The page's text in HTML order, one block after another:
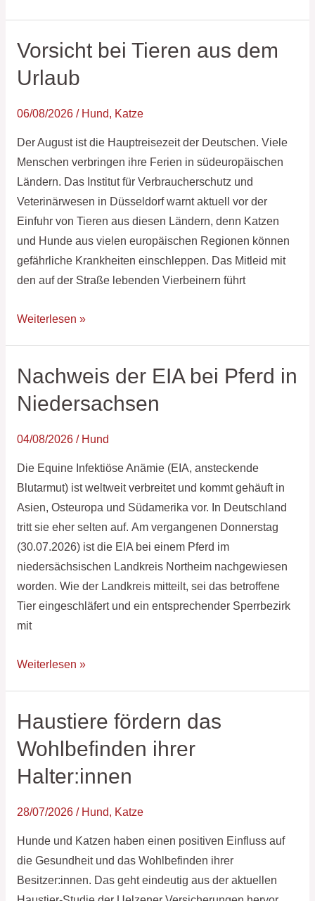
Vorsicht bei Tieren aus dem
Urlaub
06/08/2026 / Hund, Katze
Der August ist die Hauptreisezeit der Deutschen. Viele
Menschen verbringen ihre Ferien in südeuropäischen
Ländern. Das Institut für Verbraucherschutz und
Veterinärwesen in Düsseldorf warnt aktuell vor der
Einfuhr von Tieren aus diesen Ländern, denn Katzen
und Hunde aus vielen europäischen Regionen können
gefährliche Krankheiten einschleppen. Das Mitleid mit
den auf der Straße lebenden Vierbeinern führt
Vorsicht
Tieren
Urlaub
Weiterlesen »
Nachweis der EIA bei Pferd in
Niedersachsen
04/08/2026 / Hund
Die Equine Infektiöse Anämie (EIA, ansteckende
Blutarmut) ist weltweit verbreitet und kommt gehäuft in
Asien, Osteuropa und Südamerika vor. In Deutschland
tritt sie eher selten auf. Am vergangenen Donnerstag
(30.07.2026) ist die EIA bei einem Pferd im
niedersächsischen Landkreis Northeim nachgewiesen
worden. Wie der Landkreis mitteilt, sei das betroffene
Tier eingeschläfert und ein entsprechender Sperrbezirk
mit
Nachweis
EIA
in
Niedersachsen
Weiterlesen »
Haustiere fördern das
Wohlbefinden ihrer
Halter:innen
28/07/2026 / Hund, Katze
Hunde und Katzen haben einen positiven Einfluss auf
die Gesundheit und das Wohlbefinden ihrer
Besitzer:innen. Das geht eindeutig aus der aktuellen
Haustiere
das
Wohlbefinden
Halter:innen